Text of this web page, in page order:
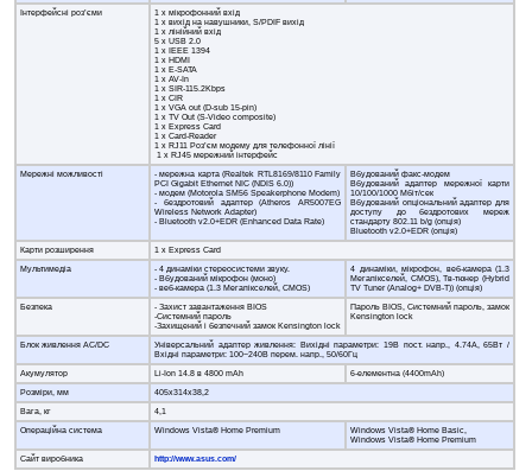
Інтерфейсні роз’єми
1 x мікрофонний вхід
1 x вихід на навушники, S/PDIF вихід
1 x лінійний вхід
5 x USB 2.0
1 x IEEE 1394
1 x HDMI
1 x E-SATA
1 x AV-In
1 x SIR-115.2Kbps
1 x CIR
1 x VGA out (D-sub 15-pin)
1 x TV Out (S-Video composite)
1 х Express Card
1 x Card-Reader
1 x RJ11 Роз’єм модему для телефонної лінії
1 x RJ45 мережний інтерфейс
Мережні можливості
- мережна карта (Realtek RTL8169/8110 Family
PCI Gigabit Ethernet NIC (NDIS 6.0))
- модем (Motorola SM56 Speakerphone Modem)
- бездротовий адаптер (Atheros AR5007EG
Wireless Network Adapter)
- Bluetooth v2.0+EDR (Enhanced Data Rate)
Вбудований факс-модем
Вбудований адаптер мережної карти
10/100/1000 Мбіт/сек
Вбудований опціональний адаптер для
доступу до бездротових мереж
стандарту 802.11 b/g (опція)
Bluetooth v2.0+EDR (опція)
Карти розширення
1 х Express Card
Мультимедіа
- 4 динаміки стереосистеми звуку.
- Вбудований мікрофон (моно)
- веб-камера (1.3 Мегапікселей, CMOS)
4 динаміки, мікрофон, веб-камера (1.3
Мегапікселей, CMOS), Тв-тюнер (Hybrid
TV Tuner (Analog+ DVB-T)) (опція)
Безпека
- Захист завантаження BIOS
-Системний пароль
-Захищений і безпечний замок Kensington lock
Пароль BIOS, Системний пароль, замок
Kensington lock
Блок живлення AC/DC
Універсальний адаптер живлення: Вихідні параметри: 19В пост. напр., 4.74А, 65Вт /
Вхідні параметри: 100~240В перем. напр., 50/60Гц
Акумулятор
Li-Ion 14.8 в 4800 mAh
6-елементна (4400mAh)
Розміри, мм
405x314x38,2
Вага, кг
4,1
Операційна система
Windows Vista® Home Premium
Windows Vista® Home Basic,
Windows Vista® Home Premium
Сайт виробника
http://www.asus.com/